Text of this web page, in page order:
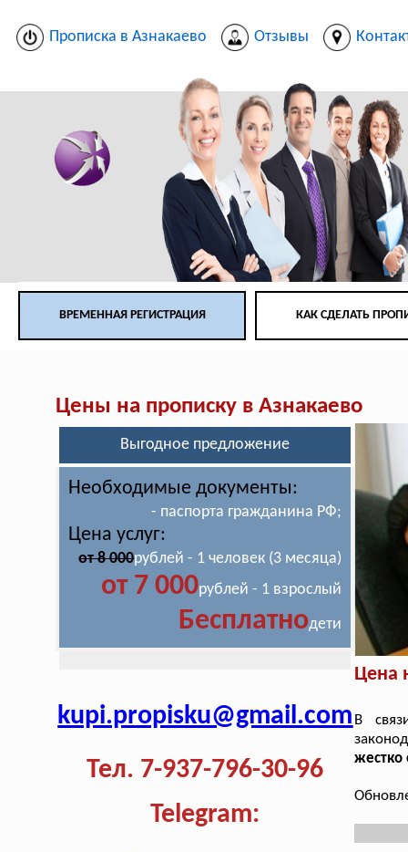
Прописка в Азнакаево Отзывы
ВРЕМЕННАЯ РЕГИСТРАЦИЯ КАК СДЕЛАТЬ
Цены на прописку в Азнакаево
Выгодное предложение
Необходимые документы:
- паспорта гражданина РФ;
Цена услуг:
от 8 000рублей - 1 человек (3 месяца)
от 7 000рублей - 1 взрослый
Бесплатнодети
kupi.propisku@gmail.com
Тел. 7-937-796-30-96
Telegram:
Цена
В
жестко